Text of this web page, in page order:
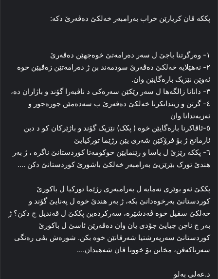
پککە ڤان کریارێن خراب بەرامبەر خەلکێ دەڤەرێ دکە:
١- وەرگرتنا باجێ ل سەر دەرامەتێ خوەجھێن دەڤەرێ
٢- نەھێلایە خەلکێ دەڤەرێ سودمەند بن ژ دەرامەتێن زەڤیێن خوە
ئەوێن نێزیک بارەگایێن وان.
٣- دانانا زالگەھا ل سەر رێکێن سەرەکی د ناڤبەرا گۆند و باژاران دە،
٤- گرتن و زیندانکرنا خەلکێ دەڤەرێ ب سەدەمێن جورەجور و
ئەزیەتدانا وان
٥-ئاڤاکرنا بارەگایێن خوە ( پکک) نێزیک گۆند و باژێرکان کو د دبن
ئارمانج ژ بۆ فرۆکێن شەری یێن رژێما تورکیایێ
٦- پککە رێزێ ل یاسا و رێنمایێن حوکومەتا کوردستانێ ناگرە ، ژ بەر
ھندێ تورک بێرێزیێ بەرامبەر خەلکێ باشورێ کوردستانێ دکن ….
پککێ ئەو بوێری نەمایە ل بەرامبەری رژێما تورکیا ل باکورێ
کوردستانێ بەرخوەدانێ بکە، ژ بەر ھندێ خوە ل پەنایێ گۆند و
خەلکێ سڤیل خوە ڤەدشێرە، سەرکردەین پککێ ل قەندیل چ دکن؟ ژ
بەر چ ناچن چیایێ جۆدی یان وان دەڤەرێن ئاسێ ل باکورێ
کوردستانێ سەرپەرشتیا شەرڤانێن خوە بکن. شورەش بڤی رەنگی
سەرناکەڤن، مخابن بۆ خوونا ڤان شەھیدان….
د.عەلی بەلو